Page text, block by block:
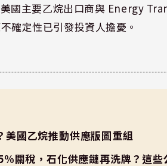
國主要乙烷出口商與 Energy
確定性已引發投資人擔憂。
美國乙烷推動供應版圖重組
關稅，石化供應鏈再洗牌？這些